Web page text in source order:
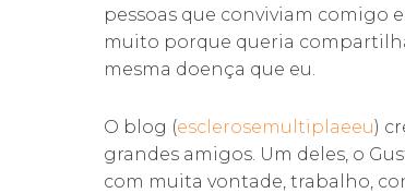
pessoas que conviviam comigo
muito porque queria
mesma doença que eu.
O blog (esclerosemultiplaeeu)
grandes amigos. Um deles, o
com muita vontade, trabalho,